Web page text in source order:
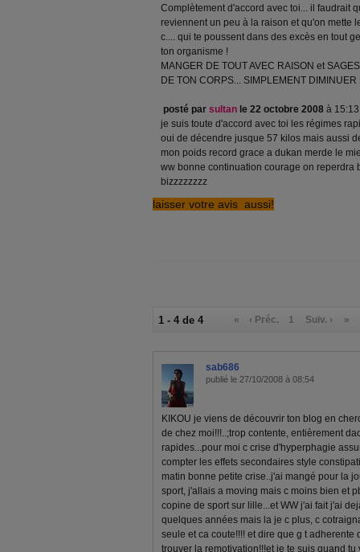
Complètement d'accord avec toi... il faudrait
reviennent un peu à la raison et qu'on mette
c.... qui te poussent dans des excès en tout
ton organisme !
MANGER DE TOUT AVEC RAISON et
DE TON CORPS... SIMPLEMENT DIMINUER
posté par sultan le 22 octobre 2008 à
je suis toute d'accord avec toi les régimes
oui de décendre jusque 57 kilos mais aussi
mon poids record grace a dukan merde le
ww bonne continuation courage on reperdra
bizzzzzzzz
laisser votre avis aussi!
1 - 4 de 4 « ‹ Préc. 1 Suiv. › »
sab686
publié le 27/10/2008 à 08:54
KIKOU je viens de découvrir ton blog en
de chez moi!!!..;trop contente, entièrement
rapides...pour moi c crise d'hyperphagie
compter les effets secondaires style
matin bonne petite crise..j'ai mangé pour la
sport, j'allais a moving mais c moins bien et
copine de sport sur lille...et WW j'ai fait j'ai
quelques années mais la je c plus, c
seule et ca coute!!!! et dire que g t
trouver la remotivation!!!et je te suis quand tu